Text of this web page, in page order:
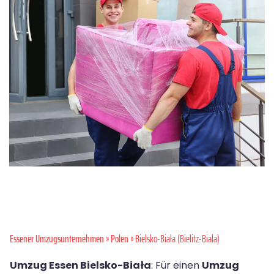
Essener Umzugsunternehmen»Polen» Bielsko-Biała (Bielitz-Biala)
Umzug Essen Bielsko-Biała: Für einen Umzug